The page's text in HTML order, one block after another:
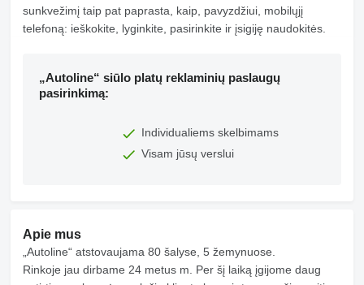
sunkvežimį taip pat paprasta, kaip, pavyzdžiui, mobilųjį
telefoną: ieškokite, lyginkite, pasirinkite ir įsigiję naudokitės.
„Autoline“ siūlo platų reklaminių paslaugų
pasirinkimą:
Individualiems skelbimams
Visam jūsų verslui
Apie mus
„Autoline“ atstovaujama 80 šalyse, 5 žemynuose.
Rinkoje jau dirbame 24 metus m. Per šį laiką įgijome daug